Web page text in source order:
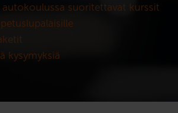
autokoulussa suoritettavat kurssit
kysymyksiä